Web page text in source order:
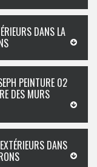
DANS LA
PEINTURE 02
DES MURS
DANS